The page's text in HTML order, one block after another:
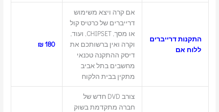
התקנות דרייברים
ללוח אם
אם קרה ויצא משימוש
דרייברים של כרטיס קול
או מסך, CHIPSET, ועוד,
וקרה ואין ברשותכם את
דיסק ההתקנה טכנאי
מחשבים בתל אביב
מתקין בבית הלקוח
180 ₪
צורב DVD חדש של
חברה מתקדמת בשוק